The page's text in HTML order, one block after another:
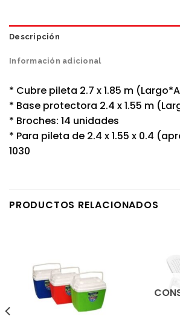
Descripción
Información adicional
* Cubre pileta 2.7 x 1.85 m
* Base protectora 2.4 x 1.55 m
* Broches: 14 unidades
* Para pileta de 2.4 x 1.55 x 0.4
1030
PRODUCTOS RELACIONADOS